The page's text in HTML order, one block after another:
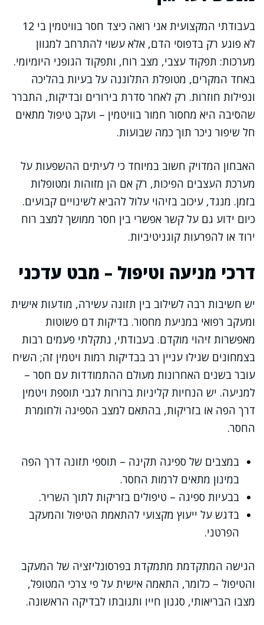
בעבודתי המקצועית אני רואה כיצד חסר בוויטמין בי 12
לא פוגע רק בדפוסי הדם, אלא עשוי להתרחב למגוון
מערכות: תפקוד עצבי, מצב רוח, ותפקוד הגופני היומיומי.
באחד המקרים, מטופלת התלוננה על בעיות בהליכה
ונפילות חוזרות. רק לאחר סדרת בירורים ובדיקות, התברר
שהסיבה היא מחסור חמור בוויטמין – ועקב טיפול מתאים
חל שיפור ניכר תוך כמה שבועות.
האבחון המדויק חשוב במיוחד כי לעיתים ההשפעות על
מערכת העצבים הפיכות, רק אם הן מזוהות ומטופלות
בזמן. מנגד, עיכוב בזיהוי עלול להביא לשינויים קבועים.
כיום ידוע גם על קשר אפשרי בין חסר ממושך למצב רוח
ירוד או להפרעות קוגניטיביות.
דרכי מניעה וטיפול – מבט עדכני
יש חשיבות רבה לשילוב בין תזונה עשירה, מודעות אישית
ומעקב רפואי במניעת מחסור. בדיקות דם פשוטות
מאפשרות זיהוי מוקדם. בעבודתי, נתקלתי פעמים רבות
בצמחונים שגילו עניין רב בבדיקות רמות ויטמין זה; השיח
עובר בשנים האחרונות מעולם ההתמודדות עם חסר –
למניעה. יש הנחיות קליניות ברורות לגבי תוספת ויטמין
דרך הפה או בזריקות, בהתאם למצב הספיגה ולחומרת
החסר.
במצבים של ספיגה תקינה – תוספי תזונה דרך הפה
במינון מתאים לרמות החסר.
בבעיות ספיגה – טיפולים בזריקות לתוך השריר.
בדגש על ייעוץ מקצועי להתאמת הטיפול והמעקב
הפרטני.
הגישה המתקדמת מתמקדת בפרסונליזציה של המעקב
והטיפול – כלומר, התאמה אישית על פי צרכי המטופל,
מצבו הבריאותי, סגנון חייו ותגובתו לבדיקה הראשונה.